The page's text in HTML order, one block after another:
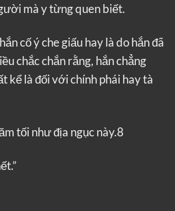
mà y từng quen biết.
cố ý che giấu hay là do hắn đã
chắc chắn rằng, hắn chẳng
kể là đối với chính phái hay tà
tối như địa ngục này.8